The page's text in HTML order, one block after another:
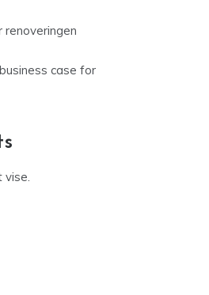
renoveringen
case for
vise.